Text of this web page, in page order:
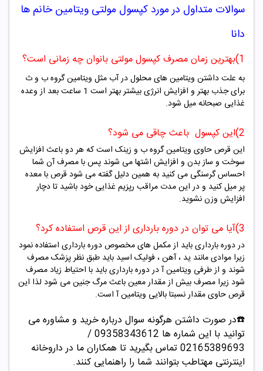
سوالات متداول در مورد کپسول مولتی ویتامین خانم ها
دانا
1)بهترین زمان مصرف کپسول مولتی بانوان چه زمانی است؟
به علت داشتن ویتامین های محلول در آب مثل ویتامین گروه ب و ث
برای جذب بهتر و افزایش انرژی بیشتر بهتر است 1 ساعت بعد از وعده
غذایی صبحانه میل شود.
2)این کپسول باعث چاقی می شود؟
این قرص حاوی ویتامین گروه ب و زینک است که هر دو باعث افزایش
سوخت و ساز بدن و افزایش اشتها می شوند پس با مصرف آن شما
احساس گرسنگی می کنید به همین دلیل گفته می شود قرص با معده
پر میل کنید و در این مدت مراقب رپزیم غذایی خود باشید تا دچار
افزایش وزن نشوید.
3)آیا می توان در دوره بارداری از این قرص استفاده کرد؟
در دوره بارداری باید از مکمل های مخصوص دوره بارداری استفاده نمود
زیرا موادی مانند ید ، آهن ، فولیک اسید باید طبق نظر پزشک مصرف
شوند و از طرفی ویتامین آ در دوره بارداری باید با احتیاط زیاد مصرف
شود زیرا مصرف بیش از مقدار معین باعث مرگ جنین می شود لذا این
قرص حاوی مقدار نسبتا بالایی ویتامین آ است.
☎️در صورت داشتن هرگونه سوال درباره خرید و مشاوره می
توانید با این شماره ها 09358343612 /
02165389693تماس بگیرید تا همکاران ما در داروخانه
اینترنتی مهتاطب بتوانند شما را راهنمایی کنند.